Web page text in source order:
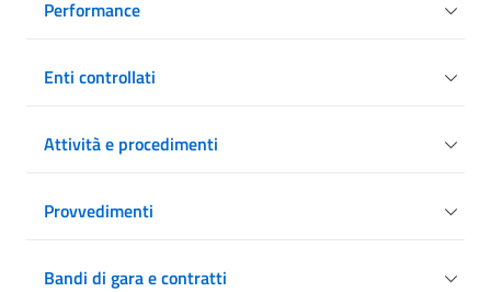
Performance
Enti controllati
Attività e procedimenti
Provvedimenti
Bandi di gara e contratti